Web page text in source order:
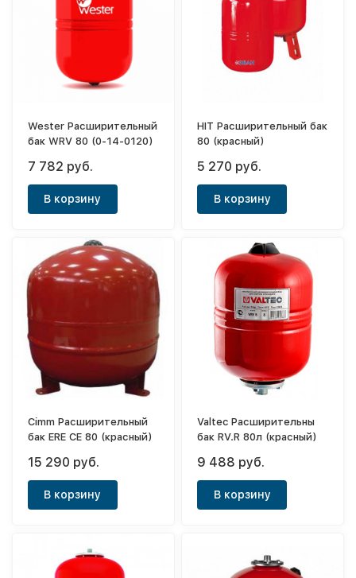
Wester Расширительный
бак WRV 80 (0-14-0120)
7 782 руб.
В корзину
HIT Расширительный бак
80 (красный)
5 270 руб.
В корзину
Cimm Расширительный
бак ERE CE 80 (красный)
15 290 руб.
В корзину
Valtec Расширительны
бак RV.R 80л (красный)
9 488 руб.
В корзину